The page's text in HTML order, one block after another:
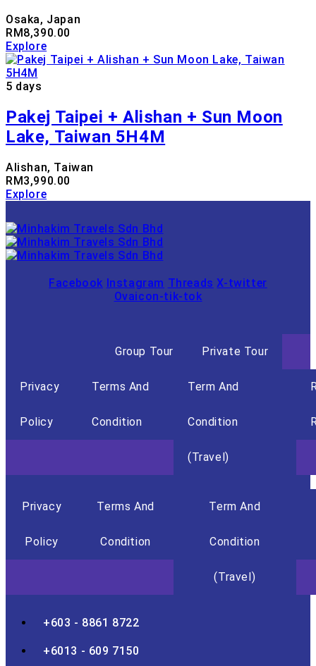
Osaka, Japan
RM8,390.00
Explore
5 days
Pakej Taipei + Alishan + Sun Moon
Lake, Taiwan 5H4M
Alishan, Taiwan
RM3,990.00
Explore
Facebook Instagram Threads X-twitter
Ovaicon-tik-tok
Group Tour Private Tour
Privacy
Policy
Terms And
Condition
Term And
Condition
(Travel)
Privacy
Policy
Terms And
Condition
Term And
Condition
(Travel)
+603 - 8861 8722
+6013 - 609 7150